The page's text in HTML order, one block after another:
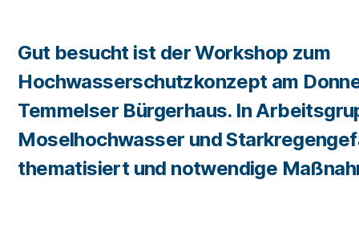
Gut besucht ist der Workshop zum
Hochwasserschutzkonzept am
Temmelser Bürgerhaus. In
Moselhochwasser und
thematisiert und notwendige